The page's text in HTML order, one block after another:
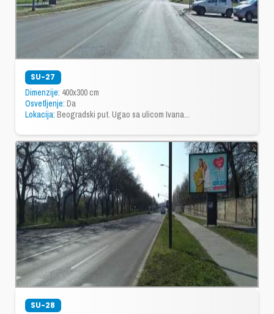
SU-27
Dimenzije: 400x300 cm
Osvetljenje: Da
Lokacija: Beogradski put. Ugao sa ulicom Ivana...
SU-28